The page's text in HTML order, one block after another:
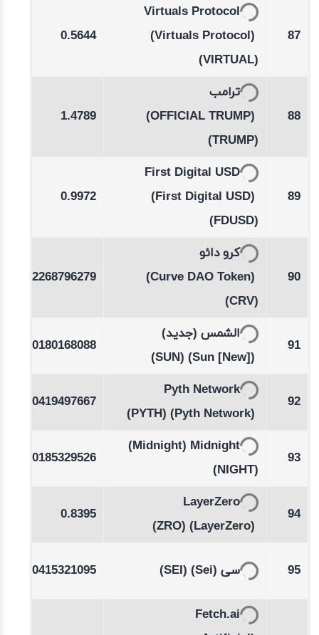
87
Virtuals Protocol
(Virtuals Protocol)
(VIRTUAL)
0.5644
88
ترامب
(OFFICIAL TRUMP)
(TRUMP)
1.4789
89
First Digital USD
(First Digital USD)
(FDUSD)
0.9972
90
کرو دائو
(Curve DAO Token)
(CRV)
0.2268796279
91
الشمس (جديد)
(Sun [New])
(SUN)
0.0180168088
92
Pyth Network
(Pyth Network)
(PYTH)
0.0419497667
93
Midnight
(Midnight)
(NIGHT)
0.0185329526
94
LayerZero
(LayerZero)
(ZRO)
0.8395
95 سی (Sei)
(SEI)
0.0415321095
Fetch.ai